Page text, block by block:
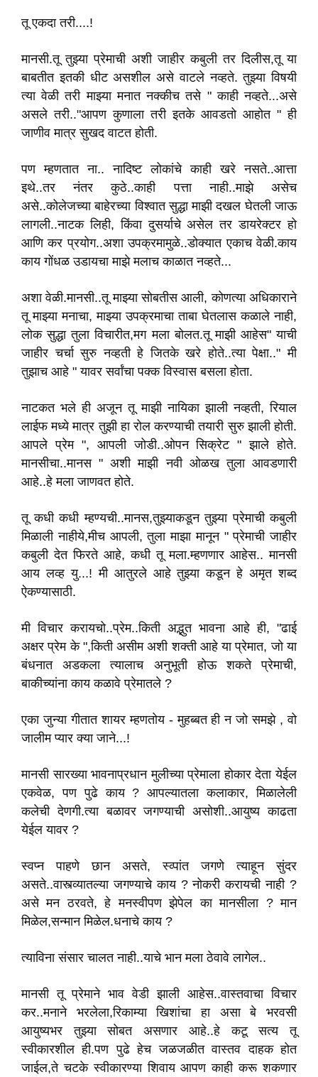
तू एकदा तरी....!
मानसी.तू तुझ्या प्रेमाची अशी जाहीर कबुली तर दिलीस,तू या
बाबतीत इतकी धीट असशील असे वाटले नव्हते. तुझ्या विषयी
त्या वेळी तरी माझ्या मनात नक्कीच तसे " काही नव्हते...असे
असले तरी.."आपण कुणाला तरी इतके आवडतो आहोत " ही
जाणीव मात्र सुखद वाटत होती.
पण म्हणतात ना.. नादिष्ट लोकांचे काही खरे नसते..आत्ता
इथे..तर नंतर कुठे..काही पत्ता नाही..माझे असेच
असे..कोलेजच्या बाहेरच्या विश्वात सुद्धा माझी दखल घेतली जाऊ
लागली..नाटक लिही, किंवा दुसर्याचे असेल तर डायरेक्टर हो
आणि कर प्रयोग..अशा उपक्रमामुळे..डोक्यात एकाच वेळी.काय
काय गोंधळ उडायचा माझे मलाच काळात नव्हते...
अशा वेळी.मानसी..तू माझ्या सोबतीस आली, कोणत्या अधिकाराने
तू माझ्या मनाचा, माझ्या उपक्रमाचा ताबा घेतलास कळाले नाही,
लोक सुद्धा तुला विचारीत,मग मला बोलत.तू माझी आहेस" याची
जाहीर चर्चा सुरु नव्हती हे जितके खरे होते..त्या पेक्षा.." मी
तुझाच आहे " यावर सर्वांचा पक्क विस्वास बसला होता.
नाटकत भले ही अजून तू माझी नायिका झाली नव्हती, रियाल
लाईफ मध्ये मात्र तुझी हा रोल करण्याची तयारी सुरु झाली होती.
आपले प्रेम ", आपली जोडी..ओपन सिक्रेट " झाले होते.
मानसीचा..मानस " अशी माझी नवी ओळख तुला आवडणारी
आहे..हे मला जाणवत होते.
तू कधी कधी म्हण्यची..मानस,तुझ्याकडून तुझ्या प्रेमाची कबुली
मिळाली नाहीये,मीच आपली, तुला माझा मानून " प्रेमाची जाहीर
कबुली देत फिरते आहे, कधी तू मला.म्हणणार आहेस.. मानसी
आय लव्ह यु...! मी आतुरले आहे तुझ्या कडून हे अमृत शब्द
ऐकण्यासाठी.
मी विचार करायचो..प्रेम..किती अद्भुत भावना आहे ही, "ढाई
अक्षर प्रेम के ",किती असीम अशी शक्ती आहे या प्रेमात, जो या
बंधनात अडकला त्यालाच अनुभूती होऊ शकते प्रेमाची,
बाकीच्यांना काय कळावे प्रेमातले ?
एका जुन्या गीतात शायर म्हणतोय - मुहब्बत ही न जो समझे , वो
जालीम प्यार क्या जाने...!
मानसी सारख्या भावनाप्रधान मुलीच्या प्रेमाला होकार देता येईल
एकवेळ, पण पुढे काय ? आपल्यातला कलाकार, मिळालेली
कलेची देणगी.त्या बळावर जगण्याची असोशी..आयुष्य काढता
येईल यावर ?
स्वप्न पाहणे छान असते, स्व्पांत जगणे त्याहून सुंदर
असते..वास्त्व्यातल्या जगण्याचे काय ? नोकरी करायची नाही ?
असे मन ठरवते, हे मनस्वीपण झेपेल का मानसीला ? मान
मिळेल,सन्मान मिळेल.धनाचे काय ?
त्याविना संसार चालत नाही..याचे भान मला ठेवावे लागेल..
मानसी तू प्रेमाने भाव वेडी झाली आहेस..वास्तवाचा विचार
कर..मनाने भरलेला,रिकाम्या खिशांचा हा असा बे भरवसी
आयुष्यभर तुझ्या सोबत असणार आहे..हे कटू सत्य तू
स्वीकारशील ही.पण पुढे हेच जळजळीत वास्तव दाहक होत
जाईल,ते चटके स्वीकारण्या शिवाय आपण काही करू शकणार